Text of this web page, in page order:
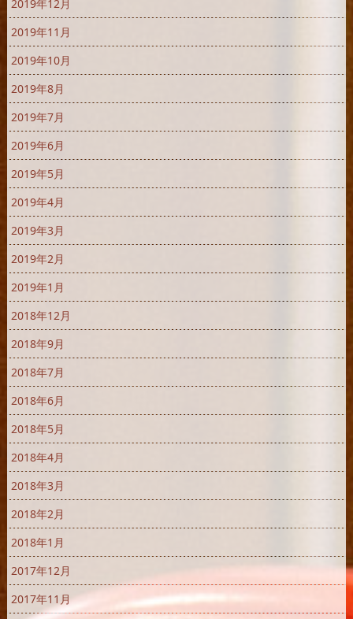
2019年12月
2019年11月
2019年10月
2019年8月
2019年7月
2019年6月
2019年5月
2019年4月
2019年3月
2019年2月
2019年1月
2018年12月
2018年9月
2018年7月
2018年6月
2018年5月
2018年4月
2018年3月
2018年2月
2018年1月
2017年12月
2017年11月